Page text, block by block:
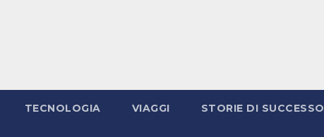
TECNOLOGIA VIAGGI STORIE DI SUCCESSO